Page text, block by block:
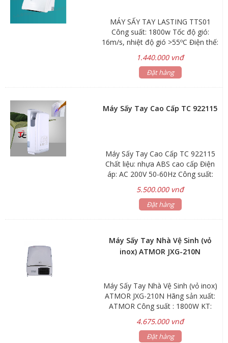
mùa hè Chức năng kiểm tra an toàn
ngừng hoạt động ngay lập tức trong
trường hợp máy sấy bị quá tải Thiết
kế treo tường
MÁY SẤY TAY LASTING TTS01
Công suất: 1800w Tốc độ gió:
16m/s, nhiệt độ gió >55ºC Điện thế:
220, Thời gian trễ: <+15s Khoảng
cách cảm ứng: <=20 Cm Kích thước
(mm): R240 x D240 x C230 Chất
1.440.000 vnđ
Đặt hàng
Máy Sấy Tay Cao Cấp TC 922115
Máy Sấy Tay Cao Cấp TC 922115
Chất liệu: nhựa ABS cao cấp Điện
áp: AC 200V 50-60Hz Công suất:
1900w Tốc độ gió: 100m/s Dòng
điện: 6.5A Lớp chống thấm: 1PX1
Lưu lượng gió: 86m/s Động cơ:
5.500.000 vnđ
Đặt hàng
Máy Sấy Tay Nhà Vệ Sinh (vỏ
inox) ATMOR JXG-210N
Máy Sấy Tay Nhà Vệ Sinh (vỏ inox)
ATMOR JXG-210N Hãng sản xuất:
ATMOR Công suất : 1800W KT:
148x255x355mm Bảo hành: phụ
kiện 1 năm
4.675.000 vnđ
Đặt hàng